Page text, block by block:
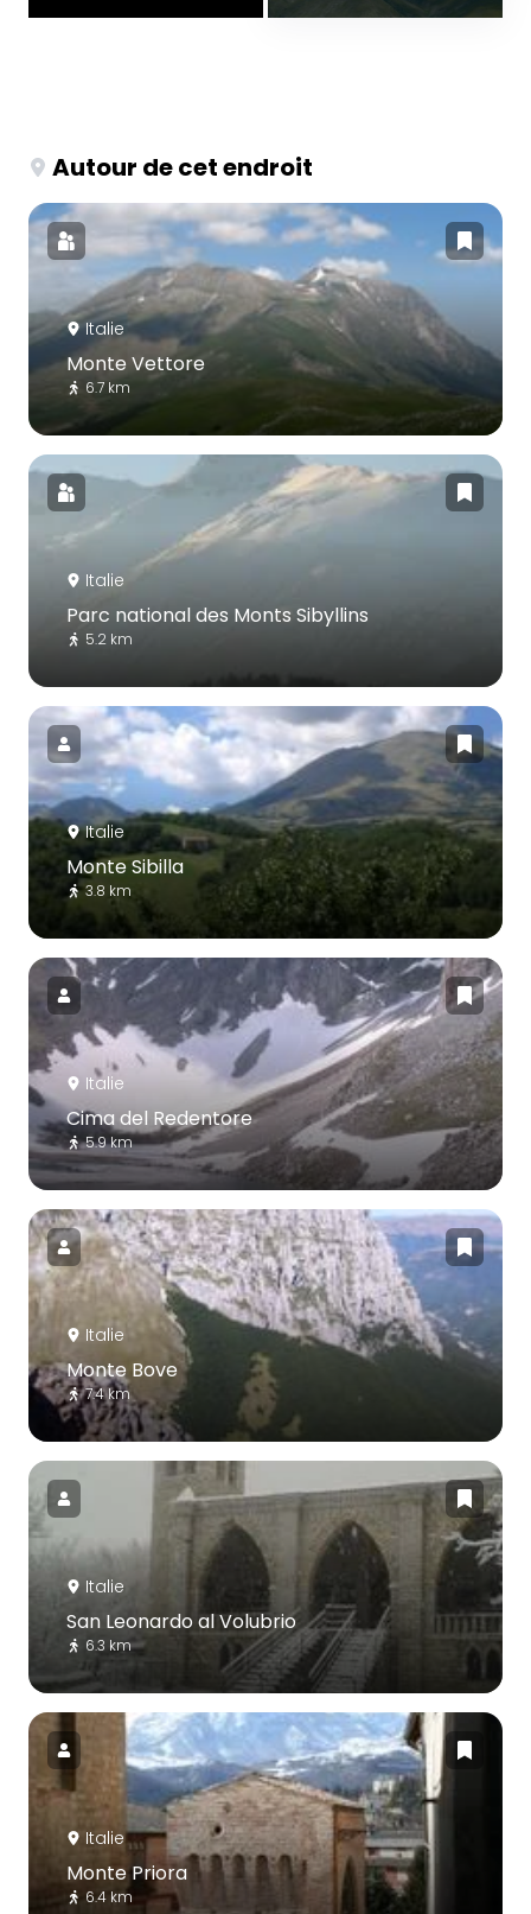
Autour de cet endroit
Italie
Monte Vettore
6.7 km
Italie
Parc national des Monts Sibyllins
5.2 km
Italie
Monte Sibilla
3.8 km
Italie
Cima del Redentore
5.9 km
Italie
Monte Bove
7.4 km
Italie
San Leonardo al Volubrio
6.3 km
Italie
Monte Priora
6.4 km